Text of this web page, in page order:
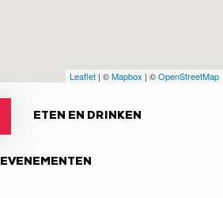
Leaflet | ©Mapbox | ©OpenStreetMap
ETEN EN DRINKEN
EVENEMENTEN